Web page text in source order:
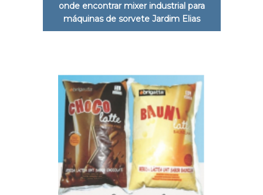
onde encontrar mixer industrial para
máquinas de sorvete Jardim Elias